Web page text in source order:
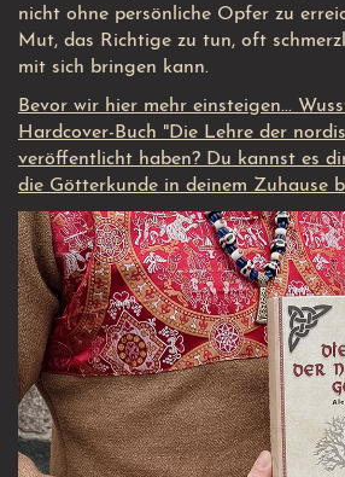
nicht ohne persönliche Opfer zu
Mut, das Richtige zu tun, oft
mit sich bringen kann.
Bevor wir hier mehr einsteigen...
Hardcover-Buch "Die Lehre der
veröffentlicht haben? Du kannst es
die Götterkunde in deinem Zuhause